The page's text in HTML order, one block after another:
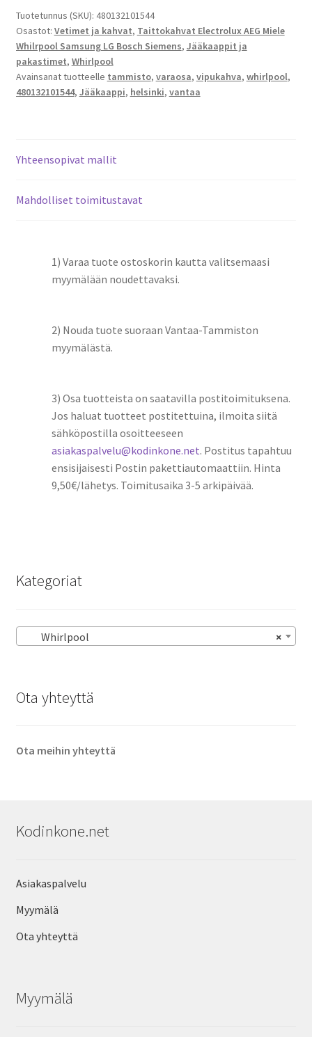
kääntökahva
määrä
Tuotetunnus (SKU): 480132101544
Osastot: Vetimet ja kahvat, Taittokahvat Electrolux AEG Miele
Whilrpool Samsung LG Bosch Siemens, Jääkaappit ja
pakastimet, Whirlpool
Avainsanat tuotteelle tammisto, varaosa, vipukahva, whirlpool,
480132101544, Jääkaappi, helsinki, vantaa
Yhteensopivat mallit
Mahdolliset toimitustavat
1) Varaa tuote ostoskorin kautta valitsemaasi
myymälään noudettavaksi.
2) Nouda tuote suoraan Vantaa-Tammiston
myymälästä.
3) Osa tuotteista on saatavilla postitoimituksena.
Jos haluat tuotteet postitettuina, ilmoita siitä
sähköpostilla osoitteeseen
asiakaspalvelu@kodinkone.net. Postitus tapahtuu
ensisijaisesti Postin pakettiautomaattiin. Hinta
9,50€/lähetys. Toimitusaika 3-5 arkipäivää.
Kategoriat
×
Whirlpool
Ota yhteyttä
Ota meihin yhteyttä
Kodinkone.net
Asiakaspalvelu
Myymälä
Ota yhteyttä
Myymälä